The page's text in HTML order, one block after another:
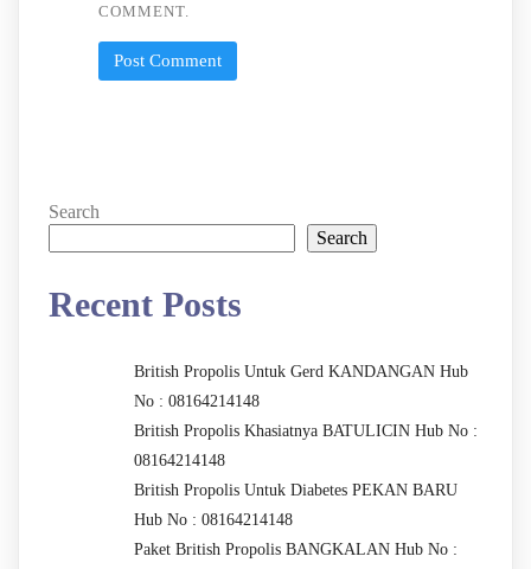
COMMENT.
Search
Search
Recent Posts
British Propolis Untuk Gerd KANDANGAN Hub
No : 08164214148
British Propolis Khasiatnya BATULICIN Hub No :
08164214148
British Propolis Untuk Diabetes PEKAN BARU
Hub No : 08164214148
Paket British Propolis BANGKALAN Hub No :